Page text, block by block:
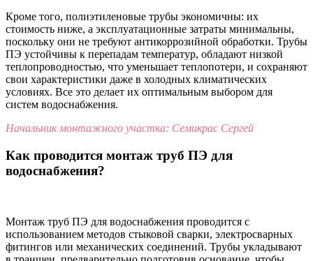
Кроме того, полиэтиленовые трубы экономичны: их
стоимость ниже, а эксплуатационные затраты минимальны,
поскольку они не требуют антикоррозийной обработки. Трубы
ПЭ устойчивы к перепадам температур, обладают низкой
теплопроводностью, что уменьшает теплопотери, и сохраняют
свои характеристики даже в холодных климатических
условиях. Все это делает их оптимальным выбором для
систем водоснабжения.
Начальник монтажного участка: Семикрас Сергей
Как проводится монтаж труб ПЭ для
водоснабжения?
Монтаж труб ПЭ для водоснабжения проводится с
использованием методов стыковой сварки, электросварных
фитингов или механических соединений. Трубы укладывают